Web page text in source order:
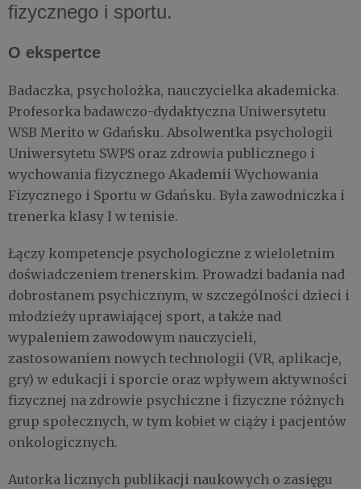
fizycznego i sportu.
O ekspertce
Badaczka, psycholożka, nauczycielka akademicka.
Profesorka badawczo-dydaktyczna Uniwersytetu
WSB Merito w Gdańsku. Absolwentka psychologii
Uniwersytetu SWPS oraz zdrowia publicznego i
wychowania fizycznego Akademii Wychowania
Fizycznego i Sportu w Gdańsku. Była zawodniczka i
trenerka klasy I w tenisie.
Łączy kompetencje psychologiczne z wieloletnim
doświadczeniem trenerskim. Prowadzi badania nad
dobrostanem psychicznym, w szczególności dzieci i
młodzieży uprawiającej sport, a także nad
wypaleniem zawodowym nauczycieli,
zastosowaniem nowych technologii (VR, aplikacje,
gry) w edukacji i sporcie oraz wpływem aktywności
fizycznej na zdrowie psychiczne i fizyczne różnych
grup społecznych, w tym kobiet w ciąży i pacjentów
onkologicznych.
Autorka licznych publikacji naukowych o zasięgu